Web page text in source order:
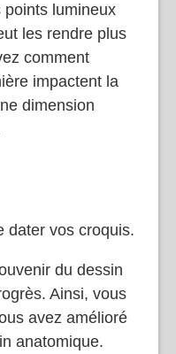
lumineux
les rendre plus
comment
impactent la
dimension
dater vos croquis.
du dessin
Ainsi, vous
avez amélioré
anatomique.